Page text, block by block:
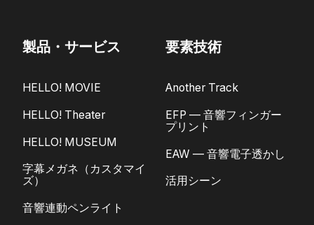
製品・サービス
HELLO! MOVIE
HELLO! Theater
HELLO! MUSEUM
字幕メガネ（カスタマイ
ズ）
音響連動ペンライト
要素技術
Another Track
EFP — 音響フィンガー
プリント
EAW — 音響電子透かし
活用シーン